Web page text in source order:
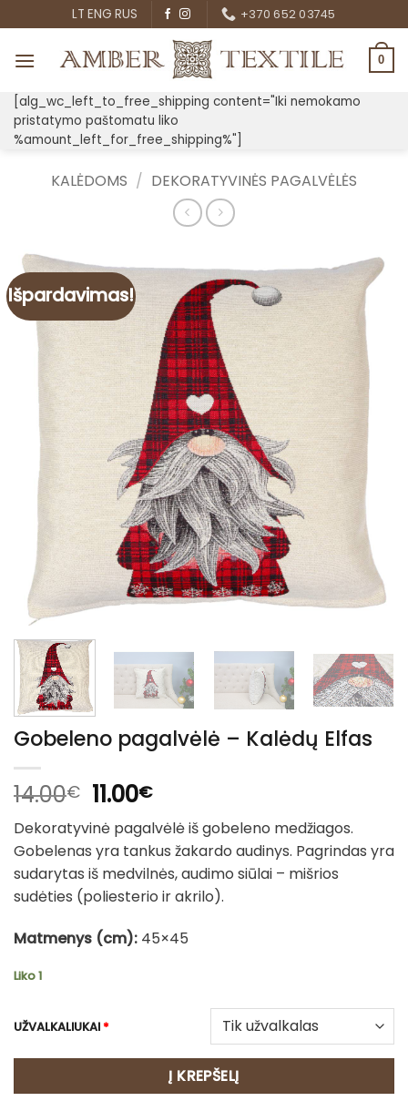
to
content
LT ENG RUS +370 652 03745
0
[alg_wc_left_to_free_shipping content="Iki nemokamo
pristatymo paštomatu liko
%amount_left_for_free_shipping%"]
KALĖDOMS / DEKORATYVINĖS PAGALVĖLĖS
Išpardavimas!
Gobeleno pagalvėlė – Kalėdų Elfas
14.00€ Original
price
was:
14.00€.
11.00€Current
price
is:
11.00€.
Dekoratyvinė pagalvėlė iš gobeleno medžiagos.
Gobelenas yra tankus žakardo audinys. Pagrindas yra
sudarytas iš medvilnės, audimo siūlai – mišrios
sudėties (poliesterio ir akrilo).
Matmenys (cm): 45×45
Liko 1
UŽVALKALIUKAI*
Į KREPŠELĮ